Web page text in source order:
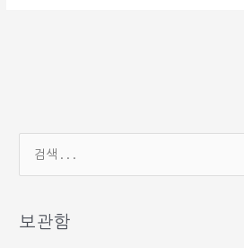
상
보관함